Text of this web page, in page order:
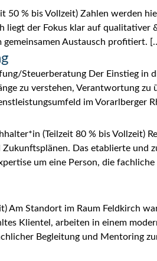
50 % bis Vollzeit) Zahlen werden
liegt der Fokus klar auf
Austausch profitiert.
Steuerberatung Der Einstieg
zu verstehen, Verantwortung
im Vorarlberger
(Teilzeit 80 % bis Vollzeit)
Zukunftsplänen. Das etablierte und
um eine Person, die
Am Standort im Raum Feldkirch
Klientel, arbeiten in einem
Begleitung und Mentoring